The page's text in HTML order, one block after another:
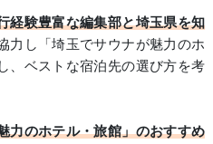
経験豊富な編集部と埼玉県を知
力し「埼玉でサウナが魅力のホ
、ベストな宿泊先の選び方を考
力のホテル・旅館」のおすすめ